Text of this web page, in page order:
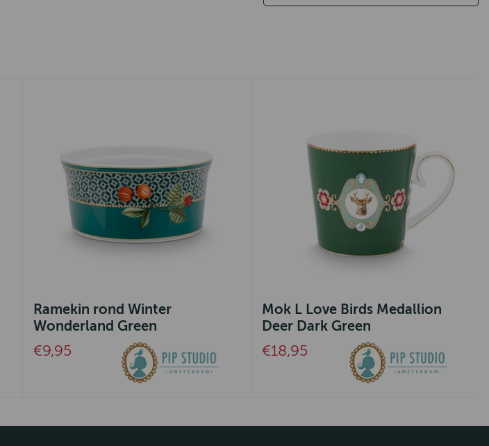
Ramekin rond Winter
Wonderland Green
€9,95
Mok L Love Birds Medallion
Deer Dark Green
€18,95